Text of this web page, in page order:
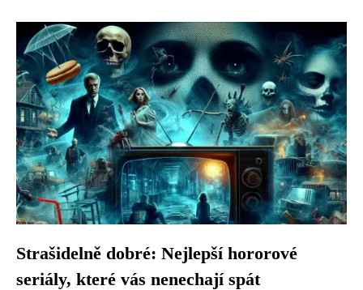
Strašidelně dobré: Nejlepší hororové
seriály, které vás nenechají spát